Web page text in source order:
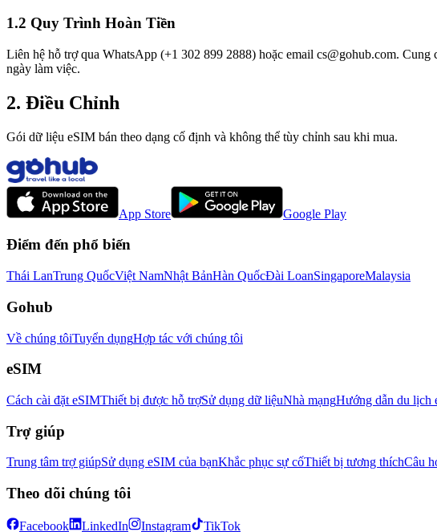
1.2 Quy Trình Hoàn Tiền
Liên hệ hỗ trợ qua WhatsApp (+1 302 899 2888) hoặc email cs@gohub.com.
ngày làm việc.
2. Điều Chỉnh
Gói dữ liệu eSIM bán theo dạng cố định và không thể tùy chỉnh sau khi mua.
App Store Google Play
Điểm đến phổ biến
Thái LanTrung QuốcViệt NamNhật BảnHàn QuốcĐài LoanSingaporeMalaysia
Gohub
Về chúng tôiTuyển dụngHợp tác với chúng tôi
eSIM
Cách cài đặt eSIMThiết bị được hỗ trợSử dụng dữ liệuNhà mạngHướng dẫn du lịch
Trợ giúp
Trung tâm trợ giúpSử dụng eSIM của bạnKhắc phục sự cốThiết bị tương thíchCâu
Theo dõi chúng tôi
Facebook LinkedIn Instagram TikTok